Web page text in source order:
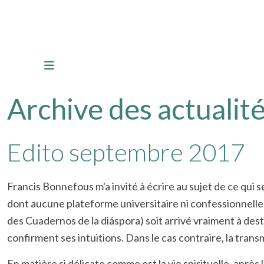
Archive des
Edito septembre 2017
Francis Bonnefous m'a invité à écrire au sujet de ce qui
dont aucune plateforme universitaire ni
des Cuadernos de la diáspora) soit arrivé vraiment à
confirment ses intuitions. Dans le cas contraire, la